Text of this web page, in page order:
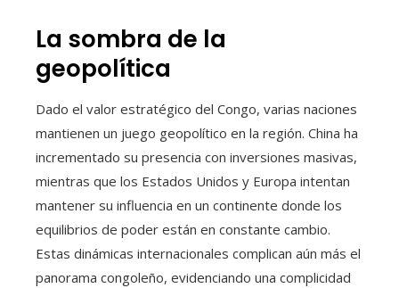
La sombra de la
geopolítica
Dado el valor estratégico del Congo, varias naciones
mantienen un juego geopolítico en la región. China ha
incrementado su presencia con inversiones masivas,
mientras que los Estados Unidos y Europa intentan
mantener su influencia en un continente donde los
equilibrios de poder están en constante cambio.
Estas dinámicas internacionales complican aún más el
panorama congoleño, evidenciando una complicidad